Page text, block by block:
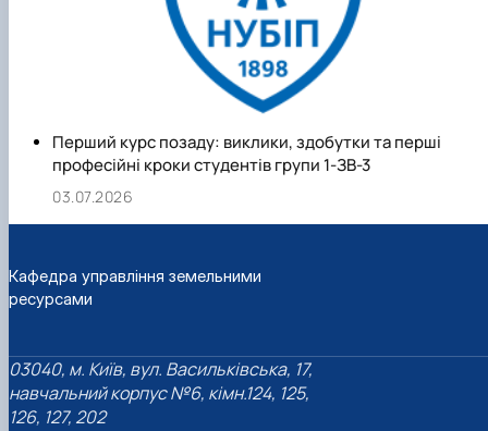
Перший курс позаду: виклики, здобутки та перші
професійні кроки студентів групи 1-ЗВ-3
03.07.2026
Кафедра управління земельними
ресурсами
03040, м. Київ, вул. Васильківська, 17,
навчальний корпус №6, кімн.124, 125,
126, 127, 202